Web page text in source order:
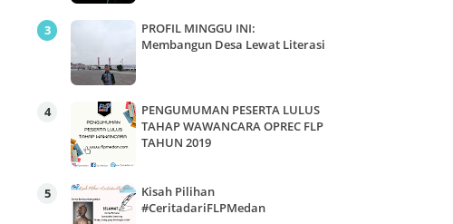
PROFIL MINGGU INI:
Membangun Desa Lewat Literasi
PENGUMUMAN PESERTA LULUS
TAHAP WAWANCARA OPREC FLP
TAHUN 2019
Kisah Pilihan
#CeritadariFLPMedan